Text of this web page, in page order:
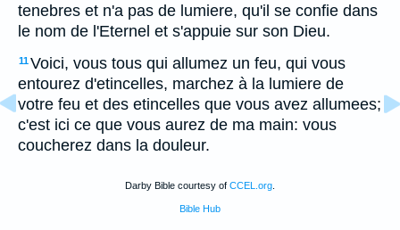
tenebres et n'a pas de lumiere, qu'il se confie dans
le nom de l'Eternel et s'appuie sur son Dieu.
11Voici, vous tous qui allumez un feu, qui vous
entourez d'etincelles, marchez à la lumiere de
votre feu et des etincelles que vous avez allumees;
c'est ici ce que vous aurez de ma main: vous
coucherez dans la douleur.
Darby Bible courtesy of CCEL.org
Bible Hub